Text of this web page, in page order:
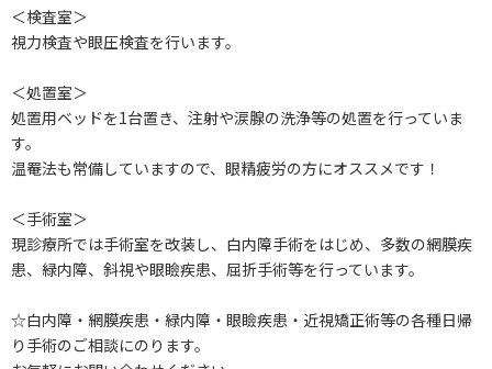
＜検査室＞
視力検査や眼圧検査を行います。
＜処置室＞
処置用ベッドを1台置き、注射や涙腺の洗浄等の処置を行っていま
す。
温罨法も常備していますので、眼精疲労の方にオススメです！
＜手術室＞
現診療所では手術室を改装し、白内障手術をはじめ、多数の網膜疾
患、緑内障、斜視や眼瞼疾患、屈折手術等を行っています。
☆白内障・網膜疾患・緑内障・眼瞼疾患・近視矯正術等の各種日帰
り手術のご相談にのります。